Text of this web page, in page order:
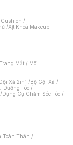
Cushion /
/Xịt Khoá Makeup
Mắt / Môi
Xả 2in1 /Bộ Gội Xả /
Dưỡng Tóc /
/Dụng Cụ Chăm Sóc Tóc /
Toàn Thân /